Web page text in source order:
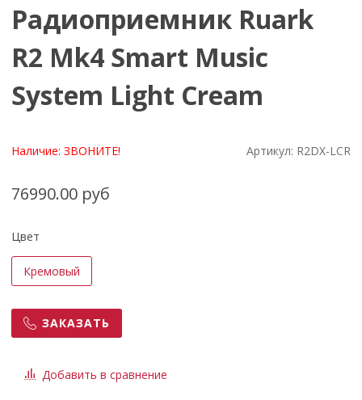
Радиоприемник Ruark
R2 Mk4 Smart Music
System Light Cream
Наличие:ЗВОНИТЕ! Артикул: R2DX-LCR
76990.00 руб
Цвет
Кремовый
ЗАКАЗАТЬ
Добавить в сравнение